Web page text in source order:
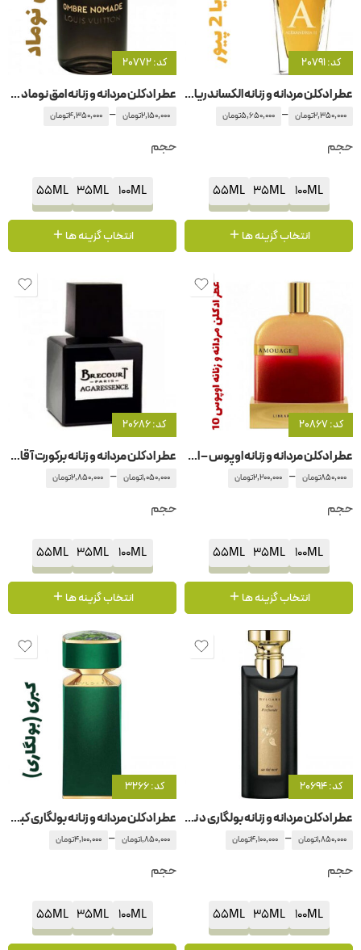
کد: 20791
عطر ادکلن مردانه و زنانه الکساندریا 2 پیور زرجوف-زرژف
2,350,000تومان –
5,650,000تومان
حجم
100ML
35ML
55ML
انتخاب گزینه ها
کد: 20772
عطر ادکلن مردانه و زنانه امق نوماد – امبر نوماد لویی ویتان – لویی ویتون()
2,150,000تومان –
4,350,000تومان
حجم
100ML
35ML
55ML
انتخاب گزینه ها
کد: 20867
عطر ادکلن مردانه و زنانه اوپوس – اپوس ۱0 آمواج – آمواژ
850,000تومان –
2,200,000تومان
حجم
100ML
35ML
55ML
انتخاب گزینه ها
کد: 20686
عطر ادکلن مردانه و زنانه برکورت آقار اسنس – برکورت آگارسنس
1,050,000تومان –
2,850,000تومان
حجم
100ML
35ML
55ML
انتخاب گزینه ها
کد: 20694
عطر ادکلن مردانه و زنانه بولگاری د نویر
1,850,000تومان –
4,100,000تومان
حجم
100ML
35ML
55ML
کد: 3266
عطر ادکلن مردانه و زنانه بولگاری کبری
1,850,000تومان –
4,100,000تومان
حجم
100ML
35ML
55ML